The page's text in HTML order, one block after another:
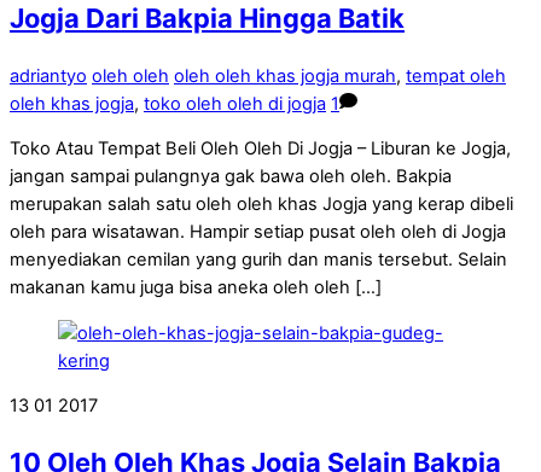
Jogja Dari Bakpia Hingga Batik
adriantyo oleh oleh oleh oleh khas jogja murah, tempat oleh
oleh khas jogja, toko oleh oleh di jogja 1
Toko Atau Tempat Beli Oleh Oleh Di Jogja – Liburan ke Jogja,
jangan sampai pulangnya gak bawa oleh oleh. Bakpia
merupakan salah satu oleh oleh khas Jogja yang kerap dibeli
oleh para wisatawan. Hampir setiap pusat oleh oleh di Jogja
menyediakan cemilan yang gurih dan manis tersebut. Selain
makanan kamu juga bisa aneka oleh oleh […]
13 01 2017
10 Oleh Oleh Khas Jogja Selain Bakpia